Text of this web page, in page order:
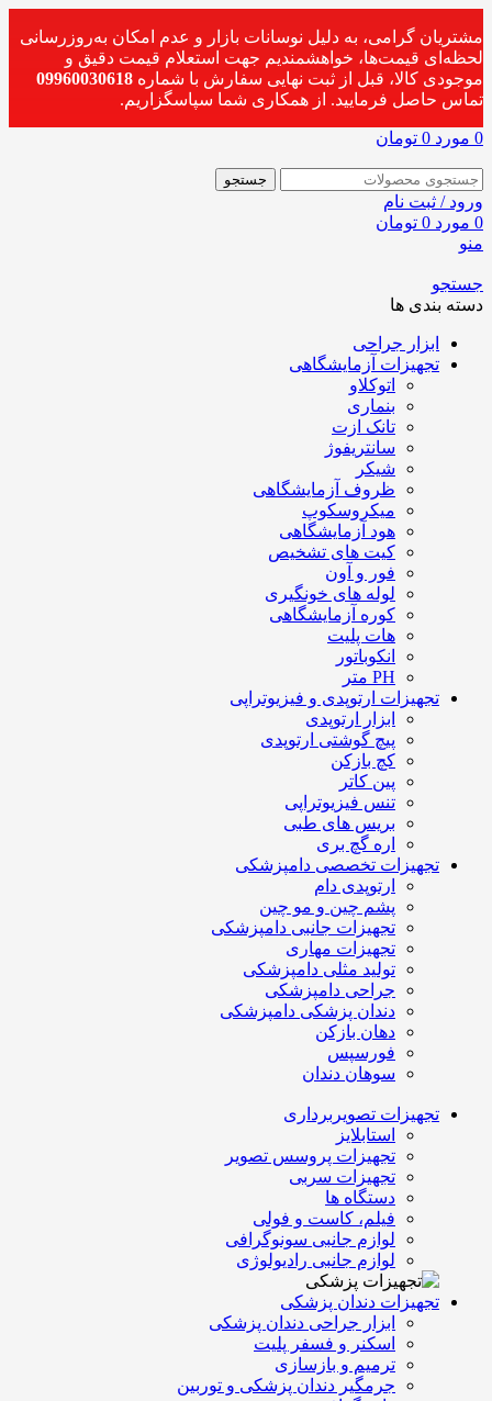
مشتریان گرامی، به دلیل نوسانات بازار و عدم امکان به‌روزرسانی
لحظه‌ای قیمت‌ها، خواهشمندیم جهت استعلام قیمت دقیق و
موجودی کالا، قبل از ثبت نهایی سفارش با شماره 09960030618
تماس حاصل فرمایید. از همکاری شما سپاسگزاریم.
0 مورد 0 تومان
جستجو
ورود / ثبت نام
0 مورد 0 تومان
منو
جستجو
دسته بندی ها
ابزار جراحی
تجهیزات آزمایشگاهی
اتوکلاو
بنماری
تانک ازت
سانتریفوژ
شیکر
ظروف آزمایشگاهی
میکروسکوپ
هود آزمایشگاهی
کیت های تشخیص
فور و آون
لوله های خونگیری
کوره آزمایشگاهی
هات پلیت
انکوباتور
PH متر
تجهیزات ارتوپدی و فیزیوتراپی
ابزار ارتوپدی
پیچ گوشتی ارتوپدی
کچ بازکن
پین کاتر
تنس فیزیوتراپی
بریس های طبی
اره گچ بری
تجهیزات تخصصی دامپزشکی
ارتوپدی دام
پشم چین و مو چین
تجهیزات جانبی دامپزشکی
تجهیزات مهاری
تولید مثلی دامپزشکی
جراحی دامپزشکی
دندان پزشکی دامپزشکی
دهان بازکن
فورسپس
سوهان دندان
تجهیزات تصویربرداری
استابلایز
تجهیزات پروسس تصویر
تجهیزات سربی
دستگاه ها
فیلم، کاست و فولی
لوازم جانبی سونوگرافی
لوازم جانبی رادیولوژی
تجهیزات دندان پزشکی
ابزار جراحی دندان پزشکی
اسکنر و فسفر پلیت
ترمیم و بازسازی
جرمگیر دندان پزشکی و توربین